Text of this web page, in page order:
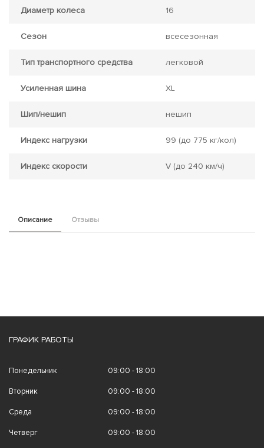
Диаметр колеса 16
Сезон всесезонная
Тип транспортного средства легковой
Усиленная шина XL
Шип/нешип нешип
Индекс нагрузки 99 (до 775 кг/кол)
Индекс скорости V (до 240 км/ч)
Описание Отзывы
ГРАФИК РАБОТЫ
Понедельник 09:00 - 18:00
Вторник 09:00 - 18:00
Среда 09:00 - 18:00
Четверг 09:00 - 18:00